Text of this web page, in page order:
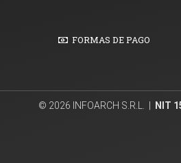
FORMAS DE PAGO
© 2026 INFOARCH S.R.L. | NIT